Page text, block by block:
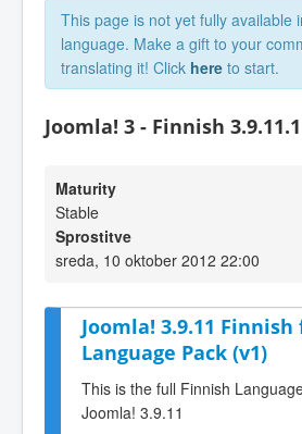
This page is not yet fully available
language. Make a gift to your
translating it! Click here to start.
Joomla! 3 - Finnish 3.9.11.1
Maturity
Stable
Sprostitve
sreda, 10 oktober 2012 22:00
Joomla! 3.9.11 Finnish
Language Pack (v1)
This is the full Finnish
Joomla! 3.9.11